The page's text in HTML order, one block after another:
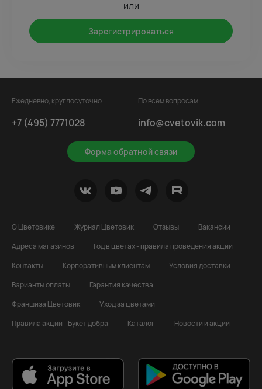
или
Зарегистрироваться
Ежедневно, круглосуточно
+7 (495) 7771028
Форма обратной связи
По всем вопросам
info@cvetovik.com
О Цветовике Журнал Цветовик Отзывы
Вакансии
Адреса магазинов
Год в цветах - правила проведения акции
Контакты
Корпоративным клиентам
Условия доставки
Варианты оплаты
Гарантия качества
Франшиза Цветовик
Уход за цветами
Правила акции - Букет добра
Каталог Новости и акции